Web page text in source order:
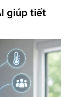
giúp tiết